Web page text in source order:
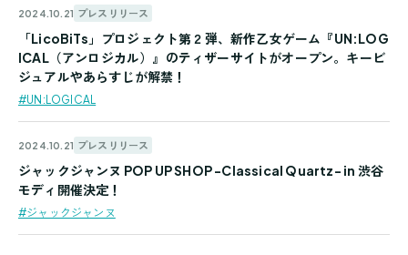
2024.10.21 プレスリリース
#UN:LOGICAL
「LicoBiTs」プロジェクト第２弾、新作乙女ゲーム『UN:LOG
ICAL（アンロジカル）』のティザーサイトがオープン。キービ
ジュアルやあらすじが解禁！
2024.10.21 プレスリリース
#ジャックジャンヌ
ジャックジャンヌ POP UP SHOP -Classical Quartz- in 渋谷
モディ開催決定！